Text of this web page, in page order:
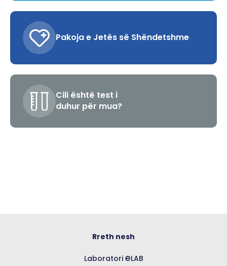
Pakoja e Jetës së Shëndetshme
Cili është test i
duhur për mua?
Rreth nesh
Laboratori eLAB